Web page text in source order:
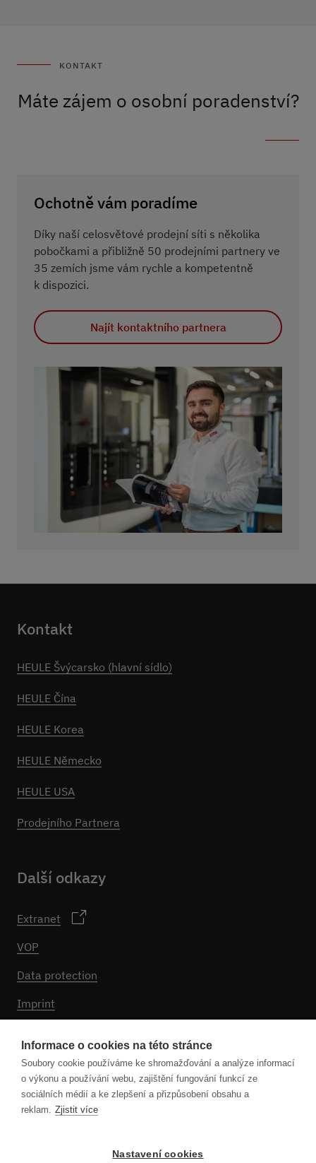
KONTAKT
Máte zájem o osobní poradenství?
Ochotně vám poradíme
Díky naší celosvětové prodejní síti s několika
pobočkami a přibližně 50 prodejními partnery ve
35 zemích jsme vám rychle a kompetentně
k dispozici.
Najít kontaktního partnera
Kontakt
HEULE Švýcarsko (hlavní sídlo)
HEULE Čína
HEULE Korea
HEULE Německo
HEULE USA
Prodejního Partnera
Další odkazy
Extranet
VOP
Data protection
Imprint
Sledujte nás
Informace o cookies na této stránce
Soubory cookie používáme ke shromažďování a analýze informací
o výkonu a používání webu, zajištění fungování funkcí ze
sociálních médií a ke zlepšení a přizpůsobení obsahu a
reklam. Zjistit více
Nastavení cookies